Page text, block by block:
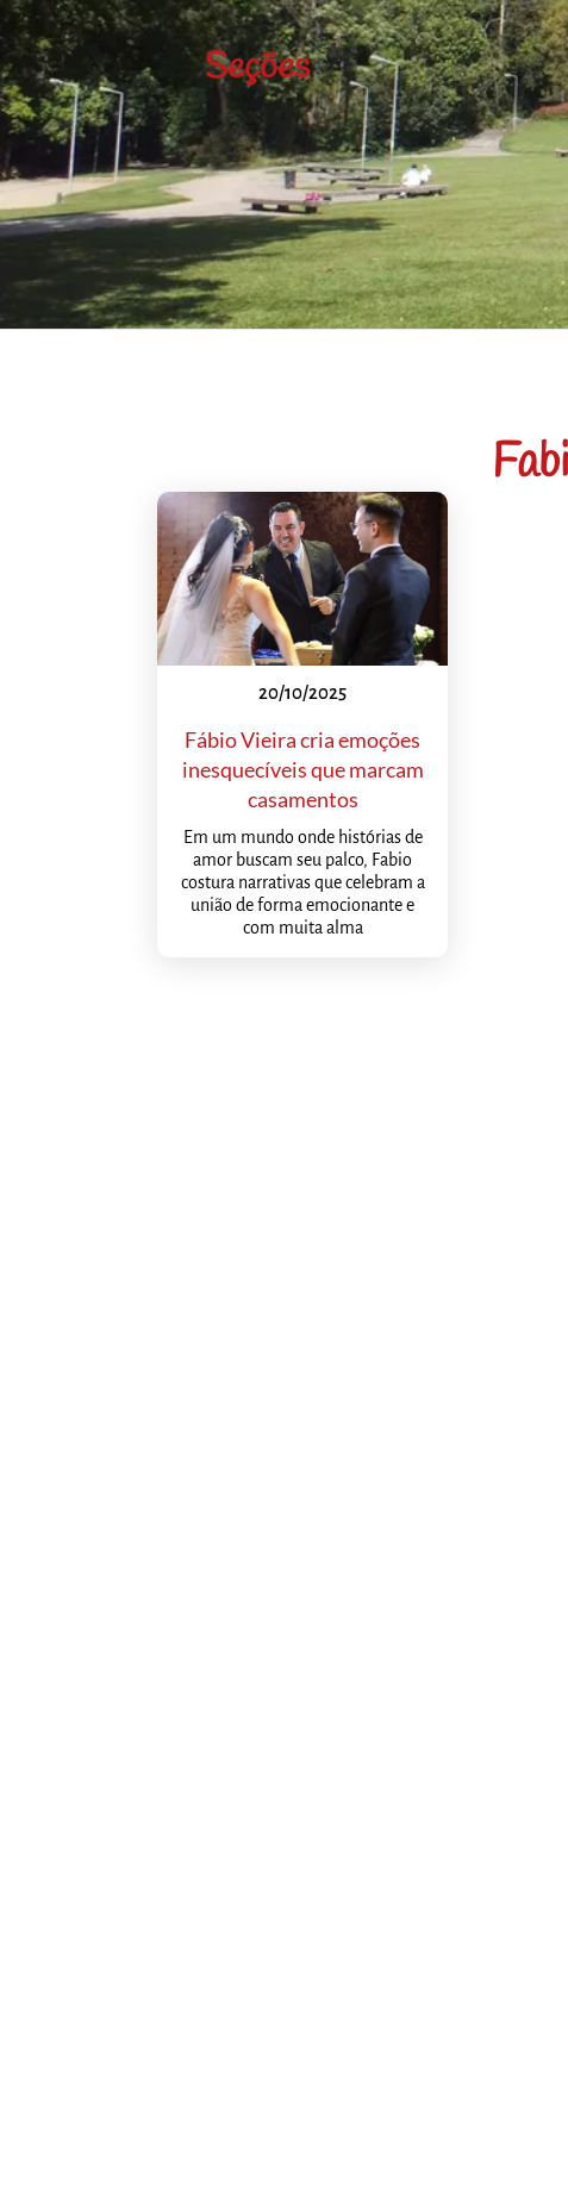
Seções
20/10/2025
Fábio Vieira cria emoções
inesquecíveis que marcam
casamentos
Em um mundo onde histórias de
amor buscam seu palco, Fabio
costura narrativas que celebram a
união de forma emocionante e
com muita alma